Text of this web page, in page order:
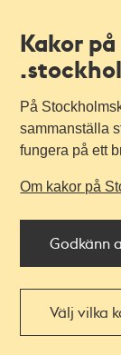
Kakor
På
sammanställa
fungera på ett
Om kakor på
Godkänn
Välj vilka